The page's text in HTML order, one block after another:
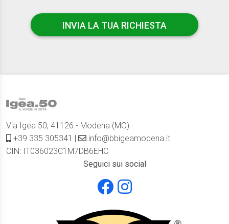
INVIA LA TUA RICHIESTA
Via Igea 50, 41126 - Modena (MO)
+39 335 305341 |
info@bbigeamodena.it
CIN: IT036023C1M7DB6EHC
Seguici sui social